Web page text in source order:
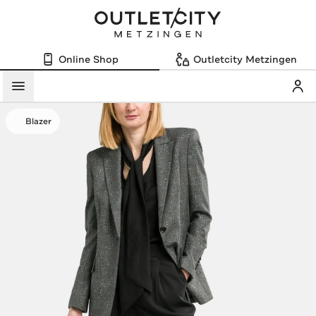
Online Shop Outletcity Metzingen
Menü
Blazer